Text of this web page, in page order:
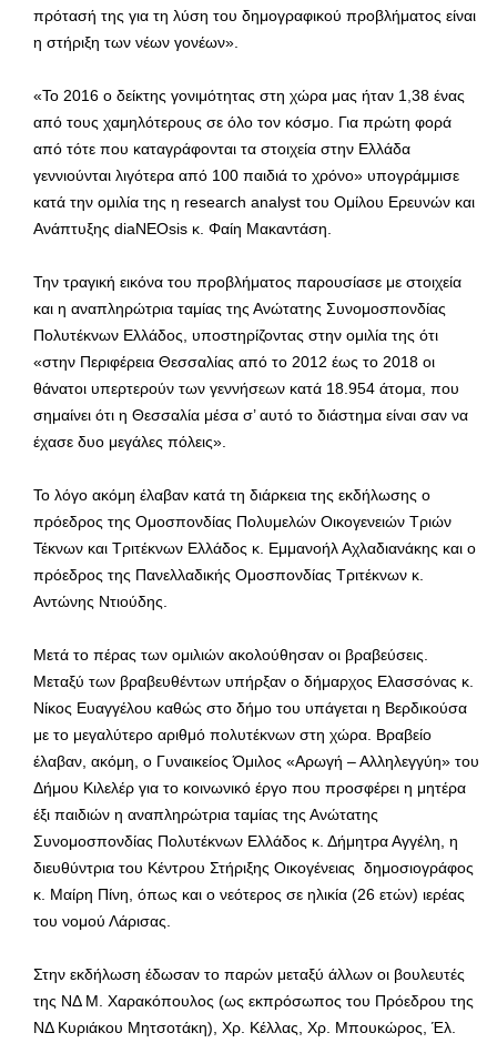
πρότασή της για τη λύση του δημογραφικού προβλήματος είναι
η στήριξη των νέων γονέων».
«Το 2016 ο δείκτης γονιμότητας στη χώρα μας ήταν 1,38 ένας
από τους χαμηλότερους σε όλο τον κόσμο. Για πρώτη φορά
από τότε που καταγράφονται τα στοιχεία στην Ελλάδα
γεννιούνται λιγότερα από 100 παιδιά το χρόνο» υπογράμμισε
κατά την ομιλία της η research analyst του Ομίλου Ερευνών και
Ανάπτυξης diaNEOsis κ. Φαίη Μακαντάση.
Την τραγική εικόνα του προβλήματος παρουσίασε με στοιχεία
και η αναπληρώτρια ταμίας της Ανώτατης Συνομοσπονδίας
Πολυτέκνων Ελλάδος, υποστηρίζοντας στην ομιλία της ότι
«στην Περιφέρεια Θεσσαλίας από το 2012 έως το 2018 οι
θάνατοι υπερτερούν των γεννήσεων κατά 18.954 άτομα, που
σημαίνει ότι η Θεσσαλία μέσα σ’ αυτό το διάστημα είναι σαν να
έχασε δυο μεγάλες πόλεις».
Το λόγο ακόμη έλαβαν κατά τη διάρκεια της εκδήλωσης ο
πρόεδρος της Ομοσπονδίας Πολυμελών Οικογενειών Τριών
Τέκνων και Τριτέκνων Ελλάδος κ. Εμμανοήλ Αχλαδιανάκης και ο
πρόεδρος της Πανελλαδικής Ομοσπονδίας Τριτέκνων κ.
Αντώνης Ντιούδης.
Μετά το πέρας των ομιλιών ακολούθησαν οι βραβεύσεις.
Μεταξύ των βραβευθέντων υπήρξαν ο δήμαρχος Ελασσόνας κ.
Νίκος Ευαγγέλου καθώς στο δήμο του υπάγεται η Βερδικούσα
με το μεγαλύτερο αριθμό πολυτέκνων στη χώρα. Βραβείο
έλαβαν, ακόμη, ο Γυναικείος Όμιλος «Αρωγή – Αλληλεγγύη» του
Δήμου Κιλελέρ για το κοινωνικό έργο που προσφέρει η μητέρα
έξι παιδιών η αναπληρώτρια ταμίας της Ανώτατης
Συνομοσπονδίας Πολυτέκνων Ελλάδος κ. Δήμητρα Αγγέλη, η
διευθύντρια του Κέντρου Στήριξης Οικογένειας δημοσιογράφος
κ. Μαίρη Πίνη, όπως και ο νεότερος σε ηλικία (26 ετών) ιερέας
του νομού Λάρισας.
Στην εκδήλωση έδωσαν το παρών μεταξύ άλλων οι βουλευτές
της ΝΔ Μ. Χαρακόπουλος (ως εκπρόσωπος του Πρόεδρου της
ΝΔ Κυριάκου Μητσοτάκη), Χρ. Κέλλας, Χρ. Μπουκώρος, Έλ.